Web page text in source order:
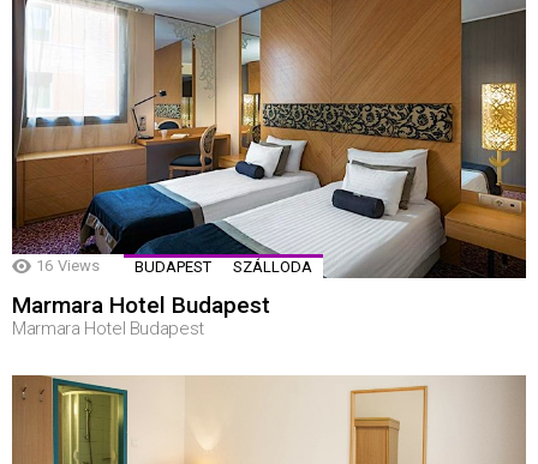
16 Views BUDAPEST SZÁLLODA
Marmara Hotel Budapest
Marmara Hotel Budapest